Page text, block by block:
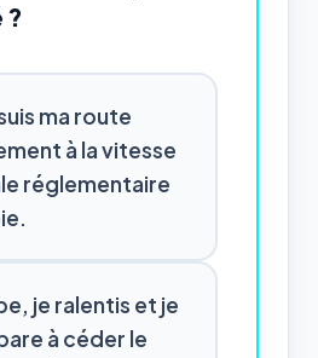
?
ma route
à la vitesse
réglementaire
je ralentis et je
à céder le